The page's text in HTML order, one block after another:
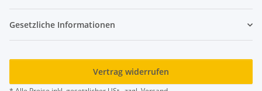
Gesetzliche Informationen
Vertrag widerrufen